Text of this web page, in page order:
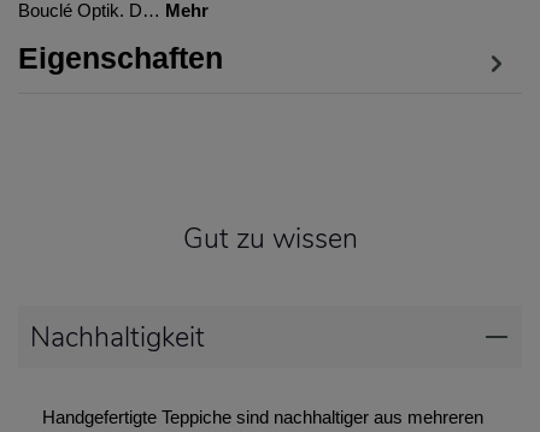
Bouclé Optik. D… Mehr
Eigenschaften
Gut zu wissen
Nachhaltigkeit
Handgefertigte Teppiche sind nachhaltiger aus mehreren